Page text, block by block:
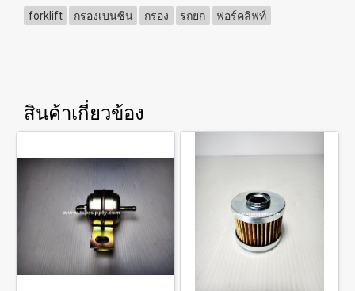
forklift กรองเบนซิน กรอง รถยก ฟอร์คลิฟท์
สินค้าเกี่ยวข้อง